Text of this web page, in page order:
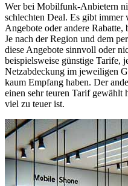
Wer bei Mobilfunk-Anbietern
schlechten Deal. Es gibt immer
Angebote oder andere
Je nach der Region und dem
diese Angebote sinnvoll oder
beispielsweise günstige Tarife,
Netzabdeckung im jeweiligen
kaum Empfang haben. Der
einen sehr teuren Tarif gewählt
viel zu teuer ist.